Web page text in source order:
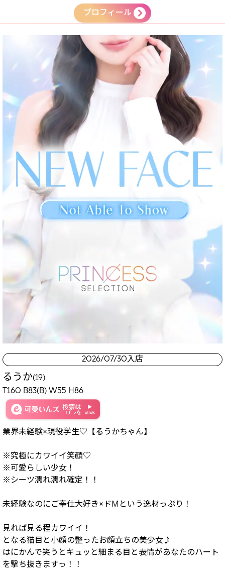
プロフィール
2026/07/30入店
るうか(19)
T160 B83(B) W55 H86
業界未経験×現役学生♡【るうかちゃん】
※究極にカワイイ笑顔♡
※可愛らしい少女！
※シーツ濡れ濡れ確定！！
未経験なのにご奉仕大好き×ドMという逸材っぷり！
見れば見る程カワイイ！
となる猫目と小顔の整ったお顔立ちの美少女♪
はにかんで笑うとキュッと細まる目と表情があなたのハート
を撃ち抜きますっ！！